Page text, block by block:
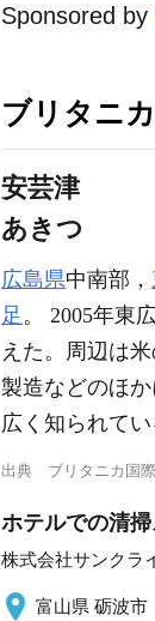
Sponsored by
ブリタニ
安芸津
あきつ
広島県中南部，
足 。 2005年東
えた。周辺は
製造などのほ
広く知られてい
出典 ブリタニカ国
ホテルでの清
株式会社サンクラ
富山県 砺波市